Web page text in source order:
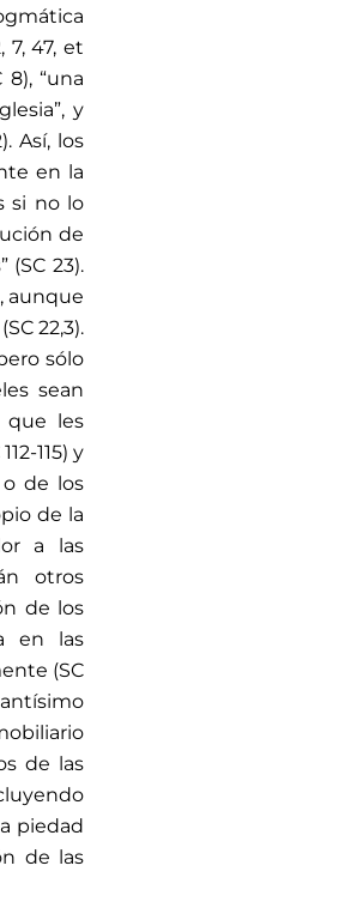
7, 47, et
“una
y
Así, los
en la
si no lo
de
23).
aunque
22,3).
sólo
sean
que les
115) y
o de los
de la
a las
otros
de los
en las
(SC
de las
piedad
de las